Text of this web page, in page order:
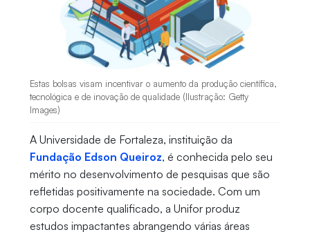
Estas bolsas visam incentivar o aumento da produção científica,
tecnológica e de inovação de qualidade (Ilustração: Getty
Images)
A Universidade de Fortaleza, instituição da
Fundação Edson Queiroz, é conhecida pelo seu
mérito no desenvolvimento de pesquisas que são
refletidas positivamente na sociedade. Com um
corpo docente qualificado, a Unifor produz
estudos impactantes abrangendo várias áreas